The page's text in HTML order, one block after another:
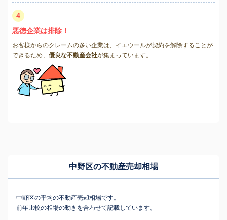
4
悪徳企業は排除！
お客様からのクレームの多い企業は、イエウールが契約を解除することが
できるため、 優良な不動産会社が集まっています。
中野区の不動産売却相場
中野区の平均の不動産売却相場です。
前年比較の相場の動きを合わせて記載しています。